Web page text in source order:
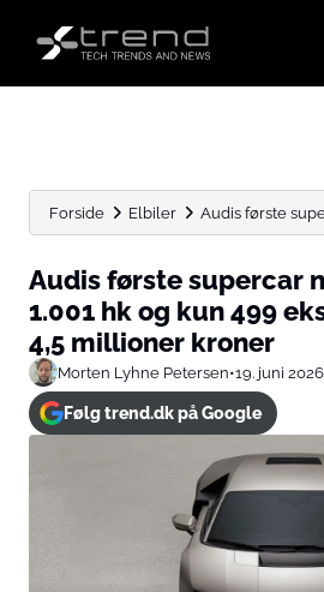
Forside Elbiler Audis første
Audis første supercar
1.001 hk og kun 499
4,5 millioner kroner
Morten Lyhne Petersen•19. juni 2026
Følg trend.dk på Google